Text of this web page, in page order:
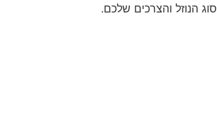
סוג הנוזל והצרכים שלכם.